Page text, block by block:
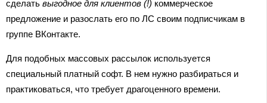
сделать выгодное для клиентов (!) коммерческое
предложение и разослать его по ЛС своим подписчикам в
группе ВКонтакте.
Для подобных массовых рассылок используется
специальный платный софт. В нем нужно разбираться и
практиковаться, что требует драгоценного времени.